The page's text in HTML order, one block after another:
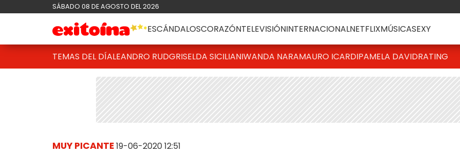
SÁBADO 08 DE AGOSTO DEL 2026
ESCÁNDALOSCORAZÓNTELEVISIÓNINTERNACIONALNETFLIXMÚSICASEXY
TEMAS DEL DÍALEANDRO RUDGRISELDA SICILIANIWANDA NARAMAURO ICARDIPAMELA DAVIDRATING
MUY PICANTE19-06-2020 12:51